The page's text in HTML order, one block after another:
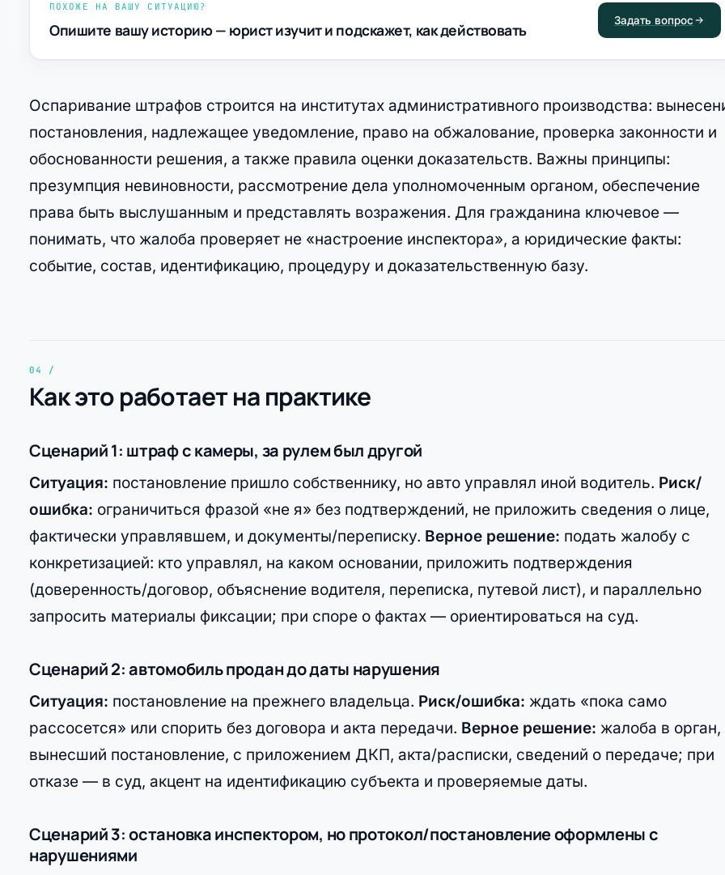
ПОХОЖЕ НА ВАШУ СИТУАЦИЮ?
Опишите вашу историю — юрист изучит и подскажет, как действовать
Задать вопрос
Оспаривание штрафов строится на институтах административного производства:
постановления, надлежащее уведомление, право на обжалование, проверка законности и
обоснованности решения, а также правила оценки доказательств. Важны принципы:
презумпция невиновности, рассмотрение дела уполномоченным органом, обеспечение
права быть выслушанным и представлять возражения. Для гражданина ключевое —
понимать, что жалоба проверяет не «настроение инспектора», а юридические факты:
событие, состав, идентификацию, процедуру и доказательственную базу.
Как это работает на практике
Сценарий 1: штраф с камеры, за рулем был другой
Ситуация: постановление пришло собственнику, но авто управлял иной водитель. Риск/
ошибка: ограничиться фразой «не я» без подтверждений, не приложить сведения о лице,
фактически управлявшем, и документы/переписку. Верное решение: подать жалобу с
конкретизацией: кто управлял, на каком основании, приложить подтверждения
(доверенность/договор, объяснение водителя, переписка, путевой лист), и параллельно
запросить материалы фиксации; при споре о фактах — ориентироваться на суд.
Сценарий 2: автомобиль продан до даты нарушения
Ситуация: постановление на прежнего владельца. Риск/ошибка: ждать «пока само
рассосется» или спорить без договора и акта передачи. Верное решение: жалоба в орган,
вынесший постановление, с приложением ДКП, акта/расписки, сведений о передаче; при
отказе — в суд, акцент на идентификацию субъекта и проверяемые даты.
Сценарий 3: остановка инспектором, но протокол/постановление оформлены с
нарушениями